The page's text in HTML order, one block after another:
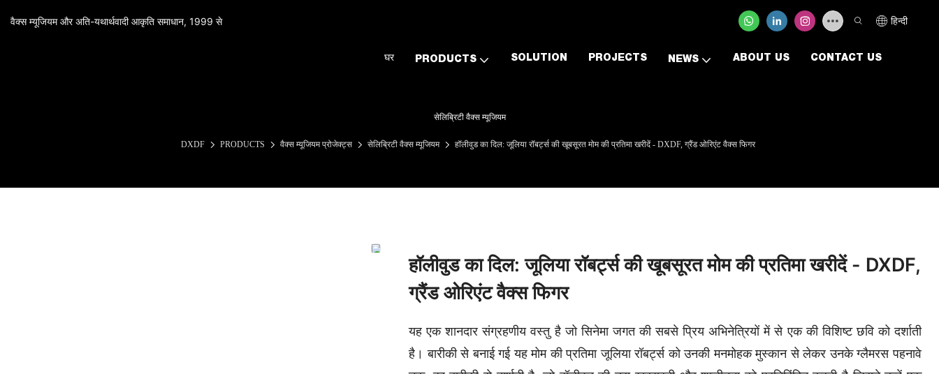
वैक्स म्यूजियम और अति-यथार्थवादी आकृति समाधान, 1999 से हिन्दी
घर PRODUCTS SOLUTION PROJECTS NEWS ABOUT US CONTACT US
सेलिब्रिटी वैक्स म्यूजियम
DXDF PRODUCTS वैक्स म्यूजियम प्रोजेक्ट्स सेलिब्रिटी वैक्स म्यूजियम हॉलीवुड का दिल: जूलिया रॉबर्ट्स की खूबसूरत मोम की प्रतिमा खरीदें - DXDF, ग्रैंड ओरिएंट वैक्स फिगर
हॉलीवुड का दिल: जूलिया रॉबर्ट्स की खूबसूरत मोम की प्रतिमा खरीदें - DXDF,
ग्रैंड ओरिएंट वैक्स फिगर
यह एक शानदार संग्रहणीय वस्तु है जो सिनेमा जगत की सबसे प्रिय अभिनेत्रियों में से एक की विशिष्ट छवि को दर्शाती
है। बारीकी से बनाई गई यह मोम की प्रतिमा जूलिया रॉबर्ट्स को उनकी मनमोहक मुस्कान से लेकर उनके ग्लैमरस पहनावे